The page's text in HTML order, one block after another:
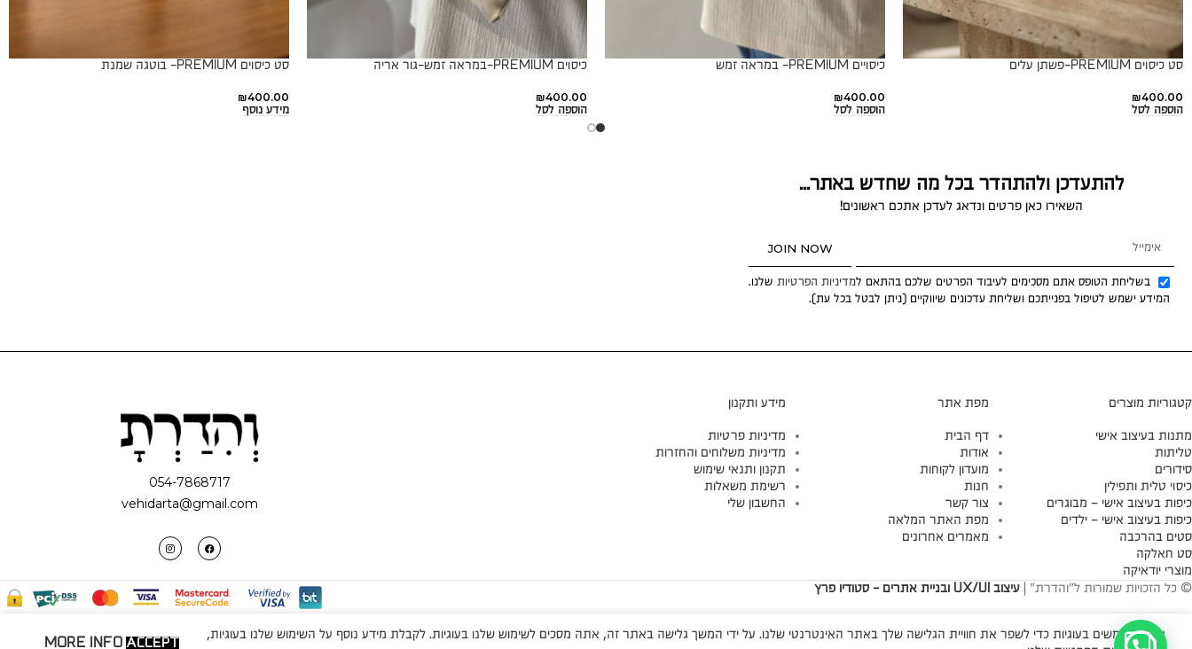
סט כיסוים PREMIUM-פשתן עלים
₪400.00
הוספה לסל
כיסויים PREMIUM- במראה זמש
₪400.00
הוספה לסל
כיסוים PREMIUM-במראה זמש-גור אריה
₪400.00
הוספה לסל
סט כיסוים PREMIUM- בוטגה שמנת
₪400.00
מידע נוסף
להתעדכן ולהתהדר בכל מה שחדש באתר...
השאירו כאן פרטים ונדאג לעדכן אתכם ראשונים!
בשליחת הטופס אתם מסכימים לעיבוד הפרטים שלכם בהתאם למדיניות הפרטיות שלנו.
המידע ישמש לטיפול בפנייתכם ושליחת עדכונים שיווקיים (ניתן לבטל בכל עת).
JOIN NOW
קטגוריות מוצרים
מתנות בעיצוב אישי
טליתות
סידורים
כיסוי טלית ותפילין
כיפות בעיצוב אישי – מבוגרים
כיפות בעיצוב אישי – ילדים
סטים בהרכבה
סט חאלקה
מוצרי יודאיקה
מפת אתר
דף הבית
אודות
מועדון לקוחות
חנות
צור קשר
מפת האתר המלאה
מאמרים אחרונים
מידע ותקנון
מדיניות פרטיות
מדיניות משלוחים והחזרות
תקנון ותנאי שימוש
רשימת משאלות
החשבון שלי
054-7868717
vehidarta@gmail.com
© כל הזכויות שמורות ל"והדרת" | עיצוב UX/UI ובניית אתרים - סטודיו פרץ
אנו משתמשים בעוגיות כדי לשפר את חוויית הגלישה שלך באתר האינטרנטי שלנו. על ידי המשך גלישה באתר זה, אתה מסכים לשימוש שלנו בעוגיות. לקבלת מידע נוסף על השימוש שלנו בעוגיות,
MORE INFO ACCEPT